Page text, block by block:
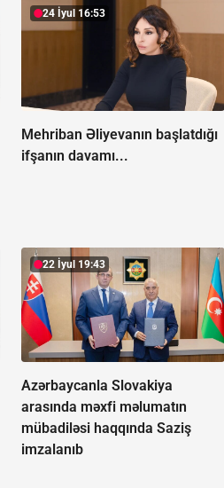
24 İyul 16:53
Mehriban Əliyevanın başlatdığı
ifşanın davamı...
22 İyul 19:43
Azərbaycanla Slovakiya
arasında məxfi məlumatın
mübadiləsi haqqında Saziş
imzalanıb